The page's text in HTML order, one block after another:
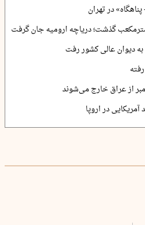
در تهران
دیوان عالی کشور رفت
در اروپا